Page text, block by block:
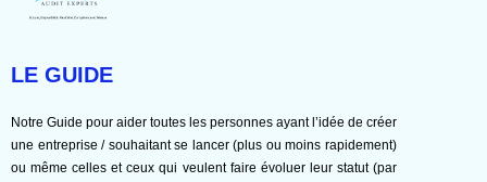
LE GUIDE
Notre Guide pour aider toutes les personnes ayant l’idée de créer
une entreprise / souhaitant se lancer (plus ou moins rapidement)
ou même celles et ceux qui veulent faire évoluer leur statut (par